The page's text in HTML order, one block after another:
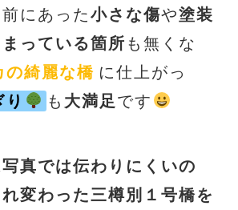
にあった小さな傷や塗装
っている箇所 も無くな
の綺麗な橋 に仕上がっ
も 大満足 です
真では伝わりにくいの
変わった三樽別１号橋を